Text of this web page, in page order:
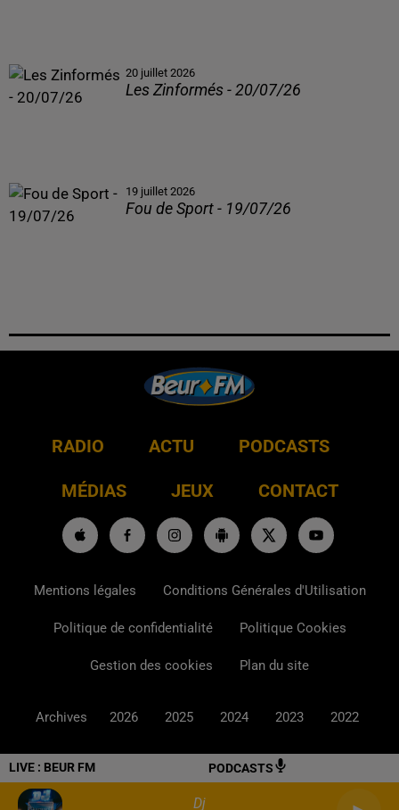
LIVE : BEUR FM PODCASTS
Dj
20 juillet 2026
Les Zinformés - 20/07/26
19 juillet 2026
Fou de Sport - 19/07/26
RADIO ACTU PODCASTS
MÉDIAS JEUX CONTACT
Mentions légales Conditions Générales d'Utilisation
Politique de confidentialité Politique Cookies
Gestion des cookies Plan du site
Archives 2026 2025 2024 2023 2022